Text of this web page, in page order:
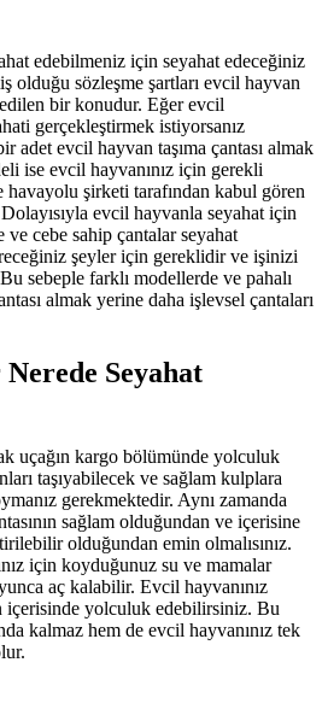
edebilmeniz için seyahat edeceğiniz
olduğu sözleşme şartları evcil hayvan
bir konudur. Eğer evcil
gerçekleştirmek istiyorsanız
adet evcil hayvan taşıma çantası almak
ise evcil hayvanınız için gerekli
havayolu şirketi tarafından kabul gören
evcil hayvanla seyahat için
cebe sahip çantalar seyahat
şeyler için gereklidir ve işinizi
sebeple farklı modellerde ve pahalı
almak yerine daha işlevsel çantaları
Seyahat
uçağın kargo bölümünde yolculuk
taşıyabilecek ve sağlam kulplara
gerekmektedir. Aynı zamanda
sağlam olduğundan ve içerisine
olduğundan emin olmalısınız.
için koyduğunuz su ve mamalar
aç kalabilir. Evcil hayvanınız
içerisinde yolculuk edebilirsiniz. Bu
kalmaz hem de evcil hayvanınız tek